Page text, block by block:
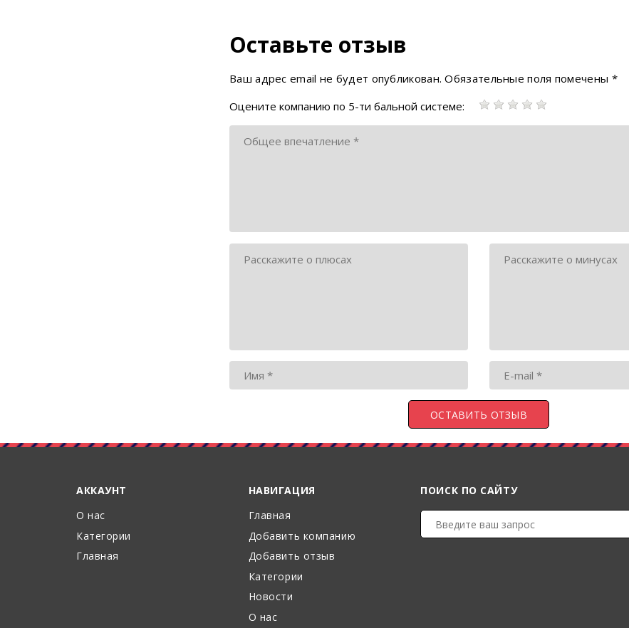
Оставьте отзыв
Ваш адрес email не будет опубликован. Обязательные поля помечены *
Оцените компанию по 5-ти бальной системе:
АККАУНТ
О нас
Категории
Главная
НАВИГАЦИЯ
Главная
Добавить компанию
Добавить отзыв
Категории
Новости
О нас
ПОИСК ПО САЙТУ